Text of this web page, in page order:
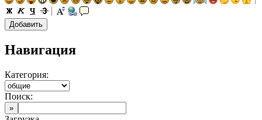
Навигация
Категория:
Поиск: